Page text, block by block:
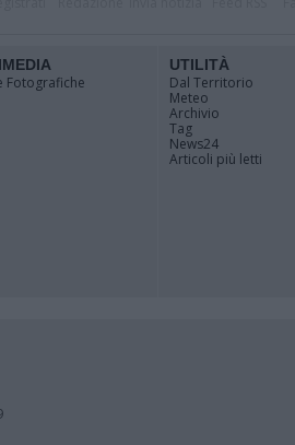
Fotografiche
UTILITÀ
Dal Territorio
Meteo
Archivio
Tag
News24
Articoli più letti